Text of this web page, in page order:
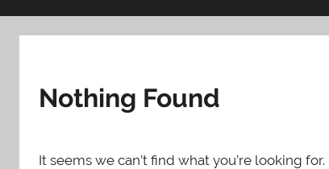
Nothing Found
It seems we can’t find what you’re looking